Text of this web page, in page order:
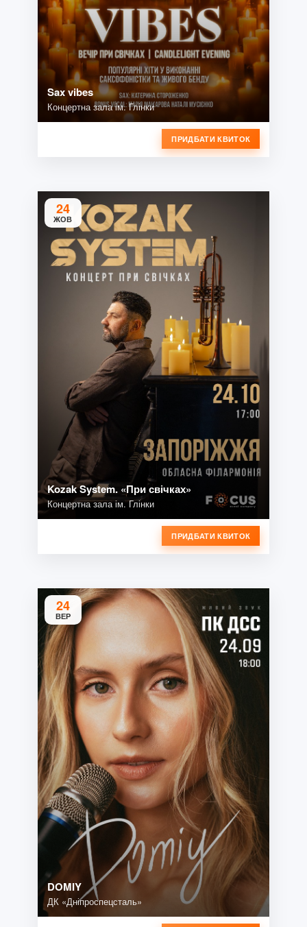
Sax vibes
Концертна зала ім. Глінки
ПРИДБАТИ КВИТОК
24
ЖОВ
Kozak System. «При свічках»
Концертна зала ім. Глінки
ПРИДБАТИ КВИТОК
24
ВЕР
DOMIY
ДК «Дніпроспецсталь»